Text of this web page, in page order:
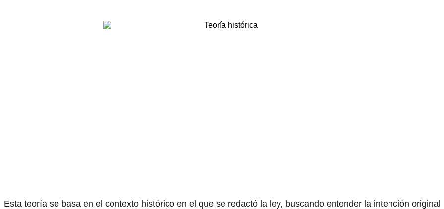
Esta teoría se basa en el contexto histórico en el que se redactó la ley, buscando entender la intención original